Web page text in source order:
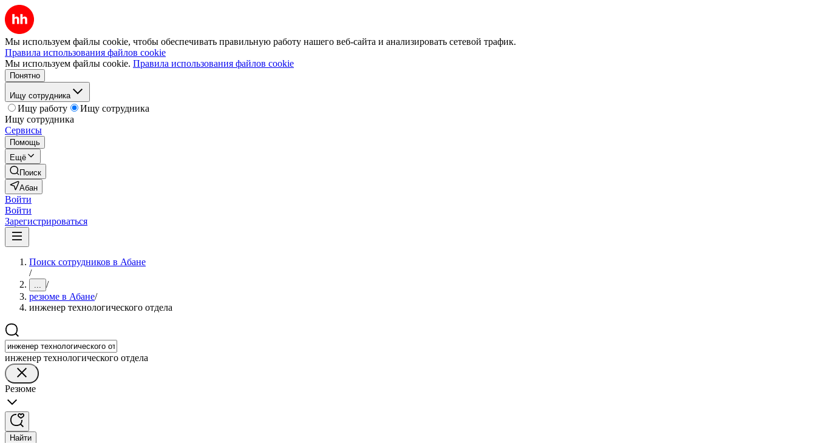
Мы используем файлы cookie, чтобы обеспечивать правильную работу нашего веб-сайта и анализировать сетевой трафик.
Правила использования файлов cookie
Мы используем файлы cookie. Правила использования файлов cookie
Понятно
Ищу сотрудника
Ищу работу
Ищу сотрудника
Ищу сотрудника
Сервисы
Помощь
Ещё
Поиск
Абан
Войти
Войти
Зарегистрироваться
Поиск сотрудников в Абане
/
... /
резюме в Абане/
инженер технологического отдела
инженер технологического отдела
Резюме
Найти